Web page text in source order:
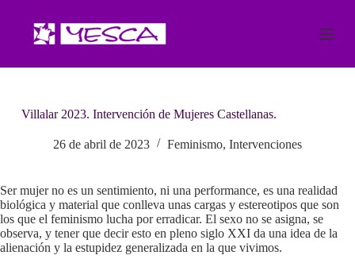
a
e
n
i
d
o
Villalar 2023. Intervención de Mujeres Castellanas.
26 de abril de 2023 Feminismo, Intervenciones
Ser mujer no es un sentimiento, ni una performance, es una realidad
biológica y material que conlleva unas cargas y estereotipos que son
los que el feminismo lucha por erradicar. El sexo no se asigna, se
observa, y tener que decir esto en pleno siglo XXI da una idea de la
alienación y la estupidez generalizada en la que vivimos.